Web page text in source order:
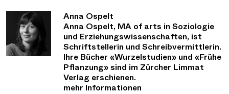
Anna Ospelt
Anna Ospelt, MA of arts in Soziologie
und Erziehungswissenschaften, ist
Schriftstellerin und Schreibvermittlerin.
Ihre Bücher «Wurzelstudien» und «Frühe
Pflanzung» sind im Zürcher Limmat
Verlag erschienen.
mehr Informationen